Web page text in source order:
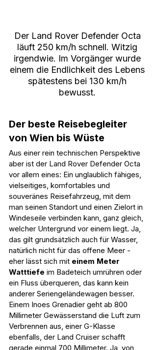
Der Land Rover Defender Octa
läuft 250 km/h schnell. Witzig
irgendwie. Im Vorgänger wurde
einem die Endlichkeit des Lebens
spätestens bei 130 km/h
bewusst.
Der beste Reisebegleiter
von Wien bis Wüste
Aus einer rein technischen Perspektive
aber ist der Land Rover Defender Octa
vor allem eines: Ein unglaublich fähiges,
vielseitiges, komfortables und
souveränes Reisefahrzeug, mit dem
man seinen Standort und einen Zielort in
Windeseile verbinden kann, ganz gleich,
welcher Untergrund vor einem liegt. Ja,
das gilt grundsätzlich auch für Wasser,
natürlich nicht für das offene Meer -
eher lässt sich mit einem Meter
Watttiefe im Badeteich umrühren oder
ein Fluss überqueren, das kann kein
anderer Seriengeländewagen besser.
Einem Inoes Grenadier geht ab 800
Millimeter Gewässerstand die Luft zum
Verbrennen aus, einer G-Klasse
ebenfalls, der Land Cruiser schafft
gerade einmal 700 Millimeter. Ja, von